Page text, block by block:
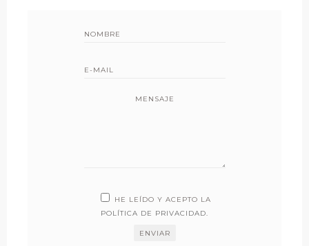
MENSAJE
HE LEÍDO Y ACEPTO LA
POLÍTICA DE PRIVACIDAD.